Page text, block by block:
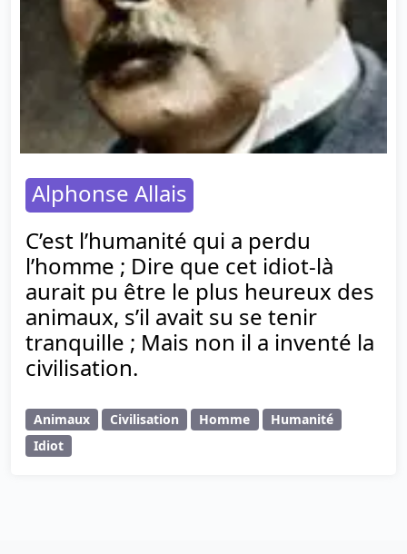
Alphonse Allais
C’est l’humanité qui a perdu
l’homme ; Dire que cet idiot-là
aurait pu être le plus heureux des
animaux, s’il avait su se tenir
tranquille ; Mais non il a inventé la
civilisation.
Animaux Civilisation Homme
Humanité
Idiot